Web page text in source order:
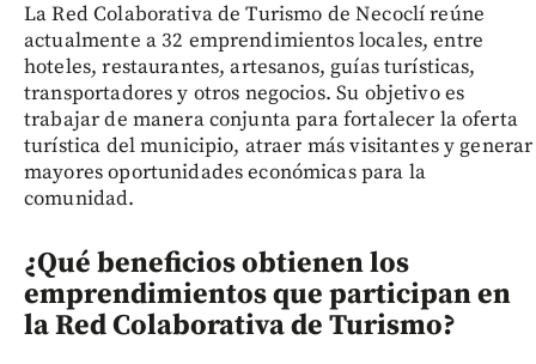
La Red Colaborativa de Turismo de Necoclí reúne
actualmente a 32 emprendimientos locales, entre
hoteles, restaurantes, artesanos, guías turísticas,
transportadores y otros negocios. Su objetivo es
trabajar de manera conjunta para fortalecer la oferta
turística del municipio, atraer más visitantes y generar
mayores oportunidades económicas para la
comunidad.
¿Qué beneficios obtienen los
emprendimientos que participan en
la Red Colaborativa de Turismo?